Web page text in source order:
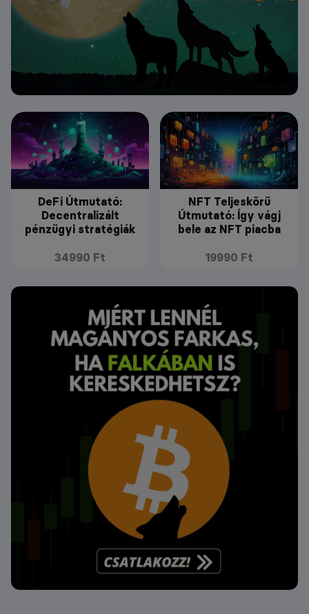
DeFi Útmutató:
Decentralizált
pénzügyi stratégiák
34990 Ft
NFT Teljeskörű
Útmutató: Így vágj
bele az NFT piacba
19990 Ft